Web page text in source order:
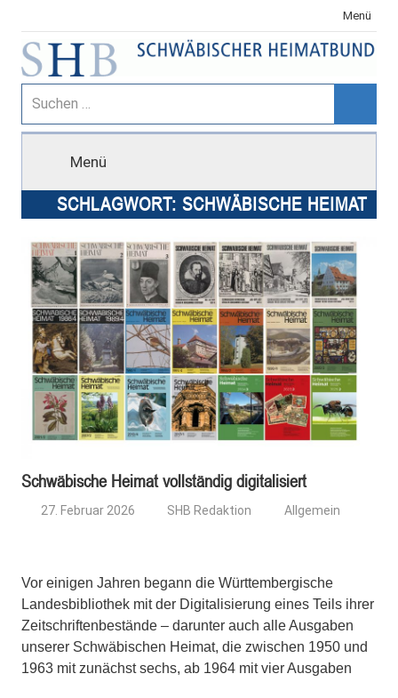
Inhalt
springen
Menü
Schwäbischer
Heimatbund
Suchen
nach:
Menü
SCHLAGWORT: SCHWÄBISCHE HEIMAT
Schwäbische Heimat vollständig digitalisiert
27. Februar 2026 SHB Redaktion Allgemein
Vor einigen Jahren begann die Württembergische
Landesbibliothek mit der Digitalisierung eines Teils ihrer
Zeitschriftenbestände – darunter auch alle Ausgaben
unserer Schwäbischen Heimat, die zwischen 1950 und
1963 mit zunächst sechs, ab 1964 mit vier Ausgaben